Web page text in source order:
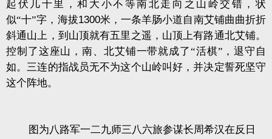
起伏几十里，和大小不等南北走向之山岭交错，状
似“十”字，海拔1300米，一条羊肠小道自南艾铺曲曲折折
斜通山上，到山顶就有五里之遥，山顶上有路通北艾铺。
控制了这座山，南、北艾铺一带就成了“活棋”，退守自
如。三连的指战员无不为这个山岭叫好，并决定誓死坚守
这个阵地。
图为八路军一二九师三八六旅参谋长周希汉在反日